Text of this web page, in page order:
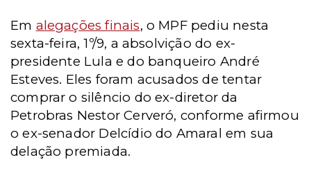
Em alegações finais, o MPF pediu nesta
sexta-feira, 1º/9, a absolvição do ex-
presidente Lula e do banqueiro André
Esteves. Eles foram acusados de tentar
comprar o silêncio do ex-diretor da
Petrobras Nestor Cerveró, conforme afirmou
o ex-senador Delcídio do Amaral em sua
delação premiada.